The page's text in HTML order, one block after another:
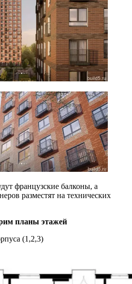
французские балконы, а
разместят на технических
планы этажей
(1,2,3)